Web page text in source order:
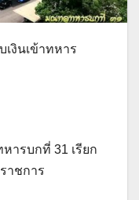
เงินเข้าทหาร
ารบกที่ 31 เรียก
าชการ